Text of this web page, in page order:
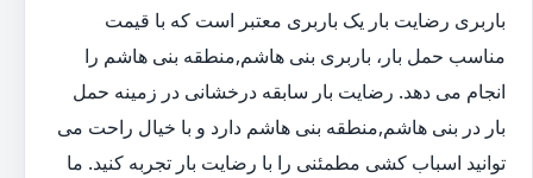
باربری رضایت بار یک باربری معتبر است که با قیمت
مناسب حمل بار، باربری بنی هاشم,منطقه بنی هاشم را
انجام می دهد. رضایت بار سابقه درخشانی در زمینه حمل
بار در بنی هاشم,منطقه بنی هاشم دارد و با خیال راحت می
توانید اسباب کشی مطمئنی را با رضایت بار تجربه کنید. ما